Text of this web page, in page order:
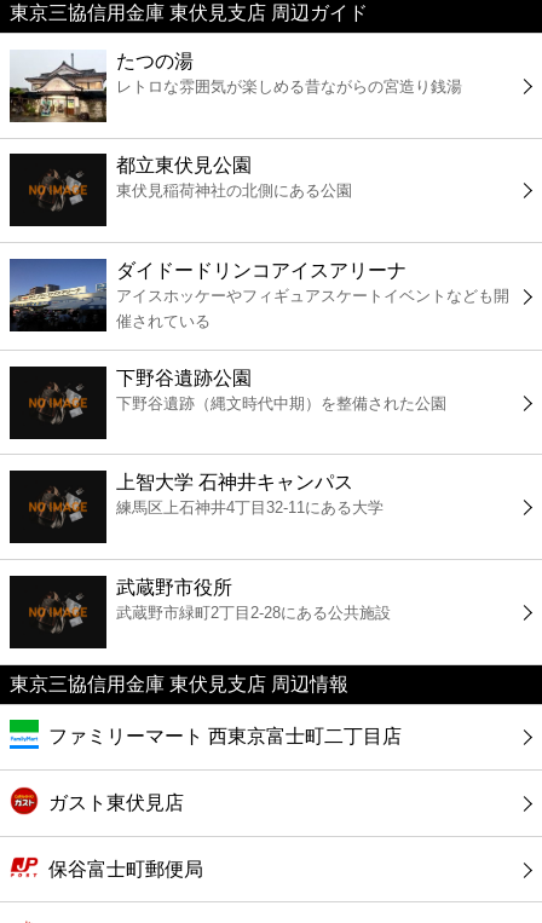
美容
コンビニ
薬局
スーパー
エンタメ
レジャー
書店
ファミレス
カフェ
ショッピング
銀行
公共
病院
東京三協信用金庫 東伏見支店 周辺ガイド
たつの湯
レトロな雰囲気が楽しめる昔ながらの宮造り銭湯
都立東伏見公園
東伏見稲荷神社の北側にある公園
ダイドードリンコアイスアリーナ
アイスホッケーやフィギュアスケートイベントなども開
催されている
下野谷遺跡公園
下野谷遺跡（縄文時代中期）を整備された公園
上智大学 石神井キャンパス
練馬区上石神井4丁目32-11にある大学
武蔵野市役所
武蔵野市緑町2丁目2-28にある公共施設
東京三協信用金庫 東伏見支店 周辺情報
ファミリーマート 西東京富士町二丁目店
ガスト東伏見店
保谷富士町郵便局